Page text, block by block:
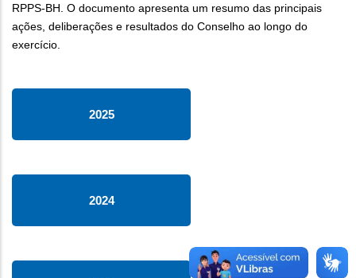
RPPS-BH. O documento apresenta um resumo das principais
ações, deliberações e resultados do Conselho ao longo do
exercício.
2025
2024